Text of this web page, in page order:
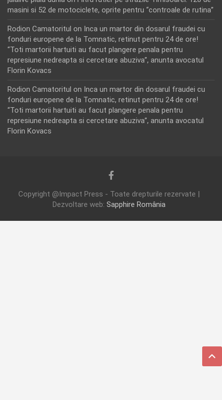
masini si 52 de motociclete, oprite pentru “controale de rutina”
Rodion Camatoritul on Inca un martor din dosarul fraudei cu
fonduri europene de la Tomnatic, retinut pentru 24 de ore!
“Toti martorii hartuiti au facut plangere penala pentru
represiune nedreapta si cercetare abuziva”, anunta avocatul
Florin Kovacs
Rodion Camatoritul on Inca un martor din dosarul fraudei cu
fonduri europene de la Tomnatic, retinut pentru 24 de ore!
“Toti martorii hartuiti au facut plangere penala pentru
represiune nedreapta si cercetare abuziva”, anunta avocatul
Florin Kovacs
Copyright @Impact Press - Toate drepturile rezervate |
Dezvoltare web: Sapphire România